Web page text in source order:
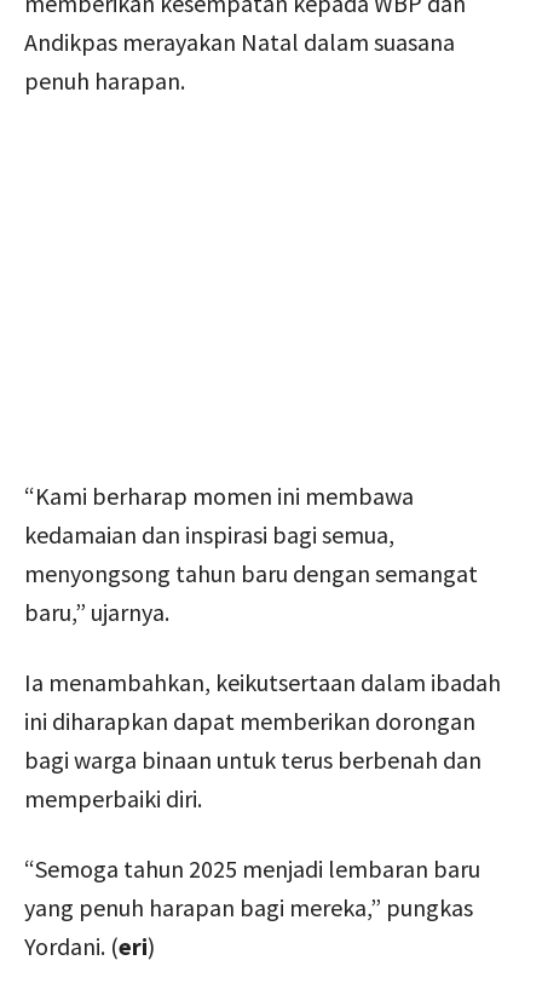
Andikpas merayakan Natal dalam suasana
penuh harapan.
“Kami berharap momen ini membawa
kedamaian dan inspirasi bagi semua,
menyongsong tahun baru dengan semangat
baru,” ujarnya.
Ia menambahkan, keikutsertaan dalam ibadah
ini diharapkan dapat memberikan dorongan
bagi warga binaan untuk terus berbenah dan
memperbaiki diri.
“Semoga tahun 2025 menjadi lembaran baru
yang penuh harapan bagi mereka,” pungkas
Yordani. (eri)